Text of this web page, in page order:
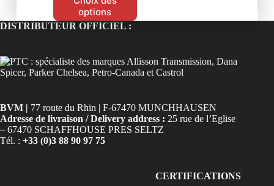
options
DISTRIBUTEUR OFFICIEL :
BVM | 77 route du Rhin | F-67470 MUNCHHAUSEN
Adresse de livraison / Delivery address : 25 rue de l’Eglise
– 67470 SCHAFFHOUSE PRES SELTZ
Tél. : +33 (0)3 88 90 97 75
CERTIFICATIONS